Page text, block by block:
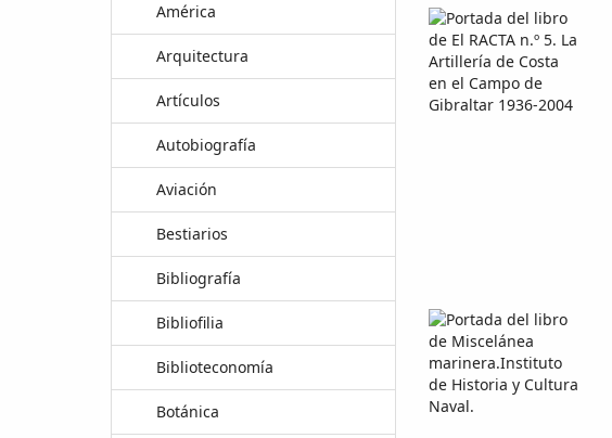
América
Arquitectura
Artículos
Autobiografía
Aviación
Bestiarios
Bibliografía
Bibliofilia
Biblioteconomía
Botánica